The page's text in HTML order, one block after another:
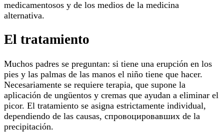
medicamentosos y de los medios de la medicina
alternativa.
El tratamiento
Muchos padres se preguntan: si tiene una erupción en los
pies y las palmas de las manos el niño tiene que hacer.
Necesariamente se requiere terapia, que supone la
aplicación de ungüentos y cremas que ayudan a eliminar el
picor. El tratamiento se asigna estrictamente individual,
dependiendo de las causas, спровоцировавших de la
precipitación.